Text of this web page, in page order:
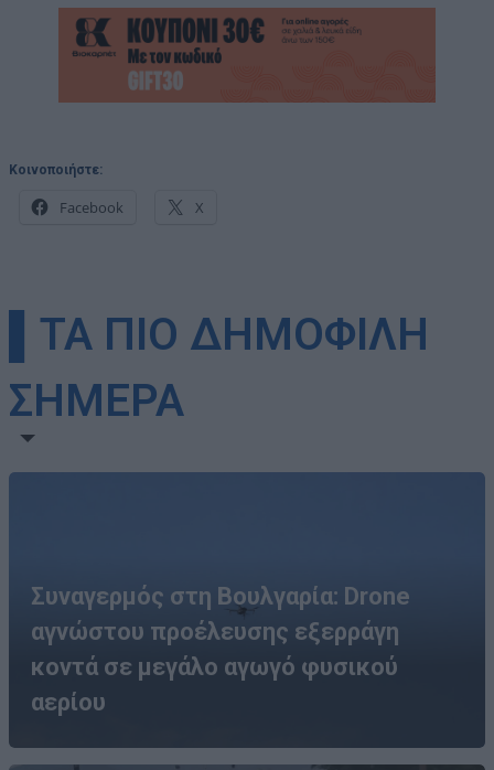
Κοινοποιήστε:
Facebook X
▌ΤΑ ΠΙΟ ΔΗΜΟΦΙΛΗ
ΣΗΜΕΡΑ
Συναγερμός στη Βουλγαρία: Drone
αγνώστου προέλευσης εξερράγη
κοντά σε μεγάλο αγωγό φυσικού
αερίου